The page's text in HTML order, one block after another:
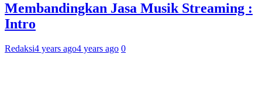
Membandingkan Jasa Musik Streaming :
Intro
Redaksi4 years ago4 years ago 0